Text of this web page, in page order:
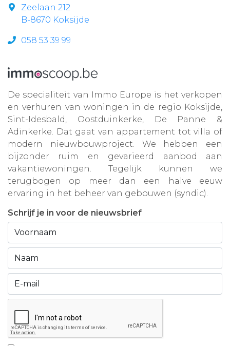
Zeelaan 212
B-8670 Koksijde
058 53 39 99
De specialiteit van Immo Europe is het verkopen
en verhuren van woningen in de regio Koksijde,
Sint-Idesbald, Oostduinkerke, De Panne &
Adinkerke. Dat gaat van appartement tot villa of
modern nieuwbouwproject. We hebben een
bijzonder ruim en gevarieerd aanbod aan
vakantiewoningen. Tegelijk kunnen we
terugbogen op meer dan een halve eeuw
ervaring in het beheer van gebouwen (syndic).
Schrijf je in voor de nieuwsbrief